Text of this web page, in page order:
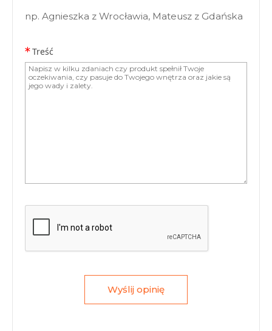
np. Agnieszka z Wrocławia, Mateusz z Gdańska
Treść
Wyślij opinię